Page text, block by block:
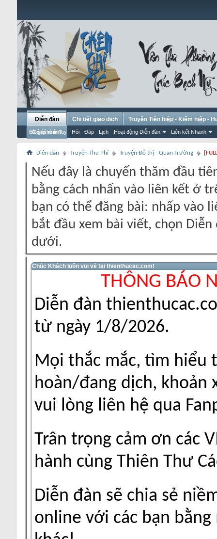
Diễn đàn
Bài gửi hôm nay Hỏi - Đáp Lịch Hoạt động Diễn đàn Liên kết Nhanh
Chi tiết giao dịch
Truyện Tiên hiệp - Kiếm hiệp -
Có gì mới?
Diễn đàn Truyện Thu Phí Truyện Đô thị - Quan Trường [FULL
Nếu đây là chuyến thăm đầu
bằng cách nhấn vào liên kết ở
bạn có thể đăng bài: nhấp vào
bắt đầu xem bài viết, chọn
dưới.
Chúc Khách luôn vui vẻ tại thienthucac.com!
THÔNG BÁO
Diễn đàn
từ ngày 1/8/2026.
Mọi thắc mắc, tìm hiểu
hoàn/đang dịch, khoản
vui lòng liên hệ qua
Trân trọng cảm ơn các
hành cùng Thiên Thư
Diễn đàn sẽ chia sẻ
online với các bạn